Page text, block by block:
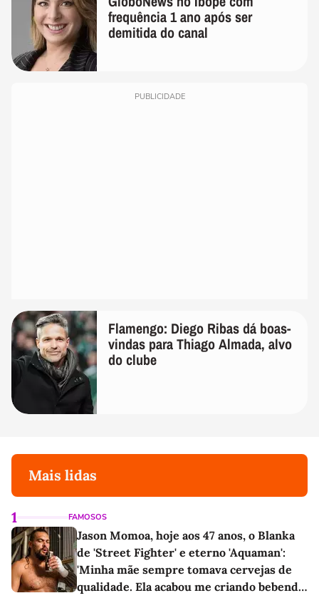
frequência 1 ano após ser
demitida do canal
PUBLICIDADE
Flamengo: Diego Ribas dá boas-
vindas para Thiago Almada, alvo
do clube
Mais lidas
1 FAMOSOS
Jason Momoa, hoje aos 47 anos, o Blanka
de 'Street Fighter' e eterno 'Aquaman':
'Minha mãe sempre tomava cervejas de
qualidade. Ela acabou me criando bebendo